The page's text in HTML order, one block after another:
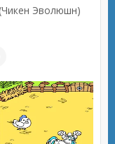
Эволюшн)